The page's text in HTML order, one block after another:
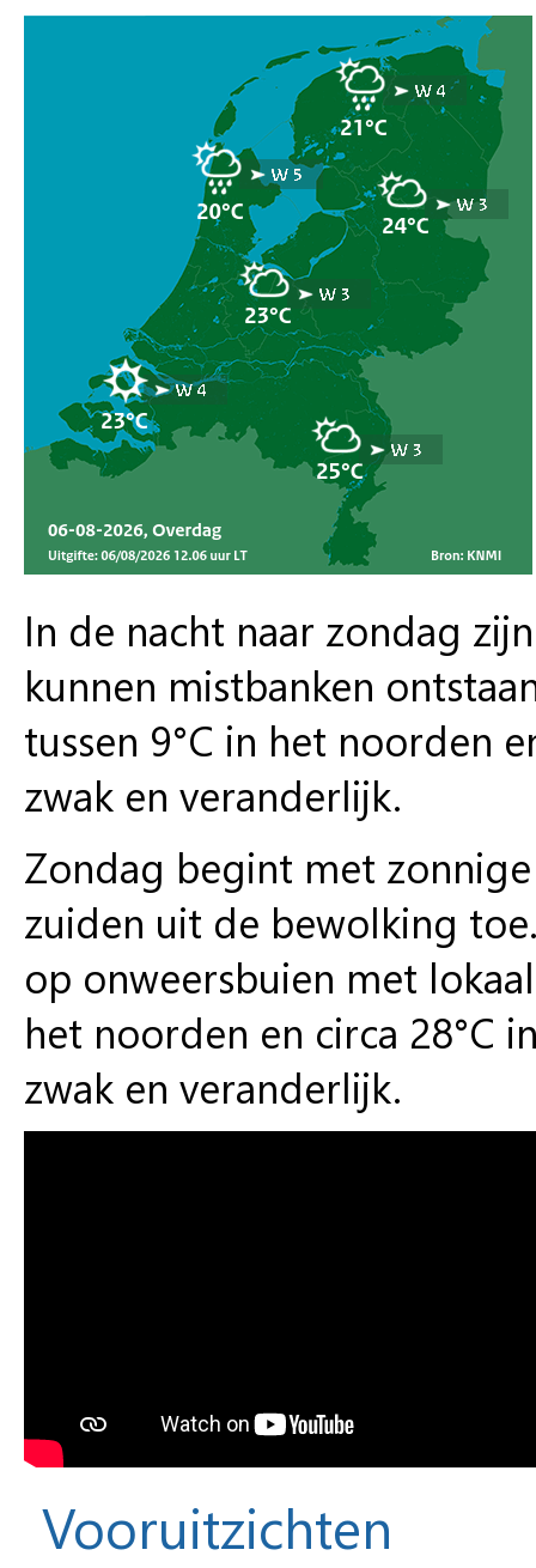
In de nacht naar zondag
kunnen mistbanken
tussen 9°C in het noorden
zwak en veranderlijk.
Zondag begint met
zuiden uit de bewolking
op onweersbuien met
het noorden en circa 28°C
zwak en veranderlijk.
Vooruitzichten